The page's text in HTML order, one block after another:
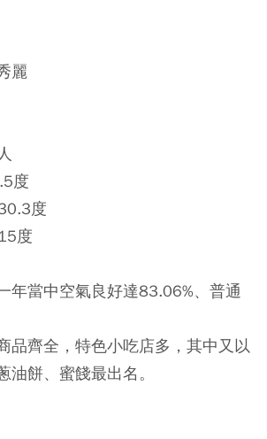
麗
度
度
度
年當中空氣良好達83.06%、普通
品齊全，特色小吃店多，其中又以
油餅、蜜餞最出名。